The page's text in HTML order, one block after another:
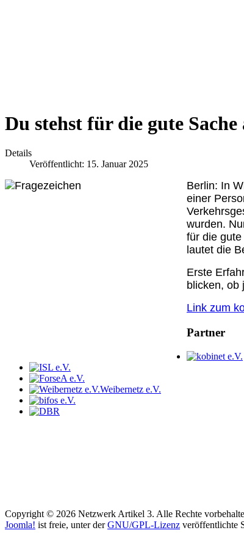
Du stehst für die gute Sache
Details
Veröffentlicht: 15. Januar 2025
Berlin: In
einer
wurden.
für die
lautet die
Erste
blicken, ob
Link zum
Partner
Weibernetz e.V.
Copyright © 2026 Netzwerk Artikel 3. Alle Rechte
Joomla! ist freie, unter derGNU/GPL-Lizenz veröffentlichte